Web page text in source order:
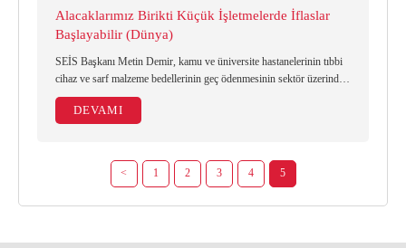
Alacaklarımız Birikti Küçük İşletmelerde İflaslar
Başlayabilir (Dünya)
SEİS Başkanı Metin Demir, kamu ve üniversite hastanelerinin tıbbi
cihaz ve sarf malzeme bedellerinin geç ödenmesinin sektör üzerinde
baskı oluşturduğunu vurguladı.
DEVAMI
< 1 2 3 4 5